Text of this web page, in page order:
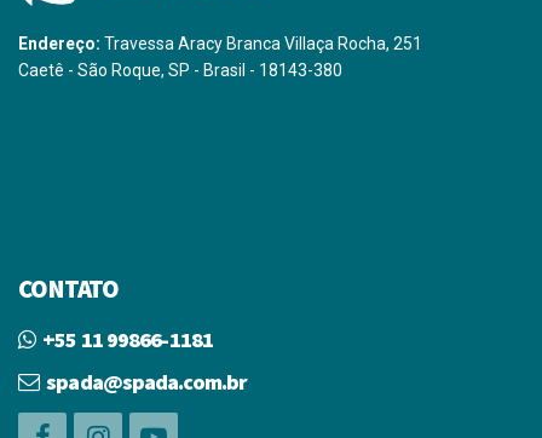
Endereço: Travessa Aracy Branca Villaça Rocha, 251
Caetê - São Roque, SP - Brasil - 18143-380
CONTATO
+55 11 99866-1181
spada@spada.com.br